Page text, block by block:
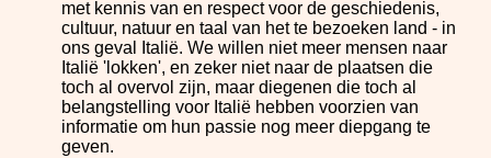
met kennis van en respect voor de geschiedenis,
cultuur, natuur en taal van het te bezoeken land - in
ons geval Italië. We willen niet meer mensen naar
Italië 'lokken', en zeker niet naar de plaatsen die
toch al overvol zijn, maar diegenen die toch al
belangstelling voor Italië hebben voorzien van
informatie om hun passie nog meer diepgang te
geven.